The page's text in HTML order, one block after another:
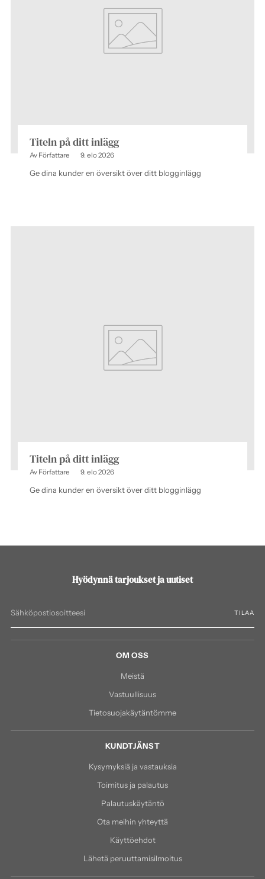
Titeln på ditt inlägg
Av Författare 9. elo 2026
Ge dina kunder en översikt över ditt blogginlägg
Titeln på ditt inlägg
Av Författare 9. elo 2026
Ge dina kunder en översikt över ditt blogginlägg
Hyödynnä tarjoukset ja uutiset
TILAA
OM OSS
Meistä
Vastuullisuus
Tietosuojakäytäntömme
KUNDTJÄNST
Kysymyksiä ja vastauksia
Toimitus ja palautus
Palautuskäytäntö
Ota meihin yhteyttä
Käyttöehdot
Lähetä peruuttamisilmoitus